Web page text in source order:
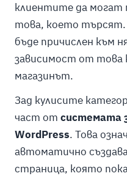
клиентите да могат
това, което търсят.
бъде причислен към
зависимост от това
магазинът.
Зад кулисите
част от системата
WordPress. Това
автоматично
страница, която